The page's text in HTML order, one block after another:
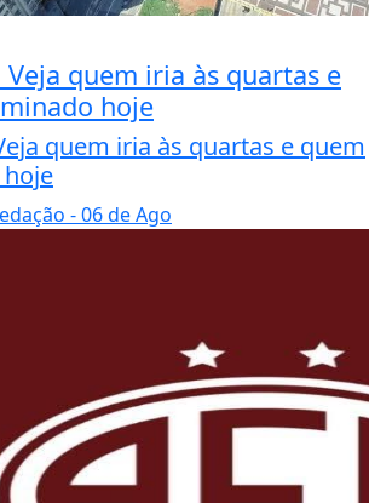
Veja quem iria às quartas e
hoje
quem iria às quartas e quem
- 06 de Ago